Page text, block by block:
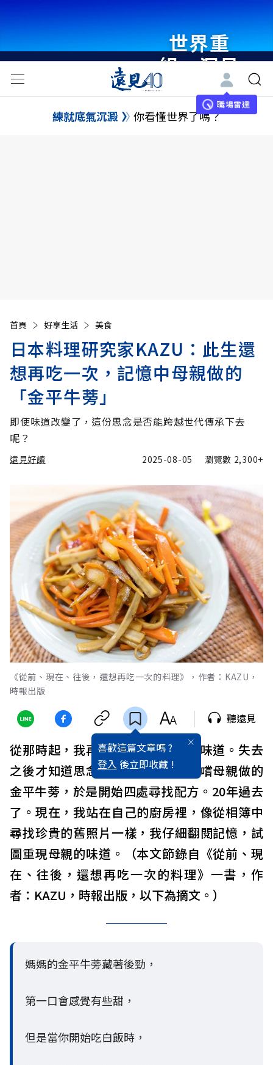
世界重
組・洞見
未來 與
世界領袖
職場雷達
練就底氣沉澱 你看懂世界了嗎？
首頁 好享生活 美食
日本料理研究家KAZU：此生還
想再吃一次，記憶中母親做的
「金平牛蒡」
即使味道改變了，這份思念是否能跨越世代傳承下去
呢？
遠見好讀 2025-08-05 瀏覽數 2,300+
《從前、現在、往後，還想再吃一次的料理》，作者：KAZU，
時報出版
喜歡這篇文章嗎 ?
登入 後立即收藏 !
聽遠見
從那時起，我再也吃不到記憶中的味道。失去
之後才知道思念，我渴望再一次品嚐母親做的
金平牛蒡，於是開始四處尋找配方。20年過去
了。現在，我站在自己的廚房裡，像從相簿中
尋找珍貴的舊照片一樣，我仔細翻閱記憶，試
圖重現母親的味道。（本文節錄自《從前、現
在、往後，還想再吃一次的料理》一書，作
者：KAZU，時報出版，以下為摘文。）
媽媽的金平牛蒡藏著後勁，
第一口會感覺有些甜，
但是當你開始吃白飯時，